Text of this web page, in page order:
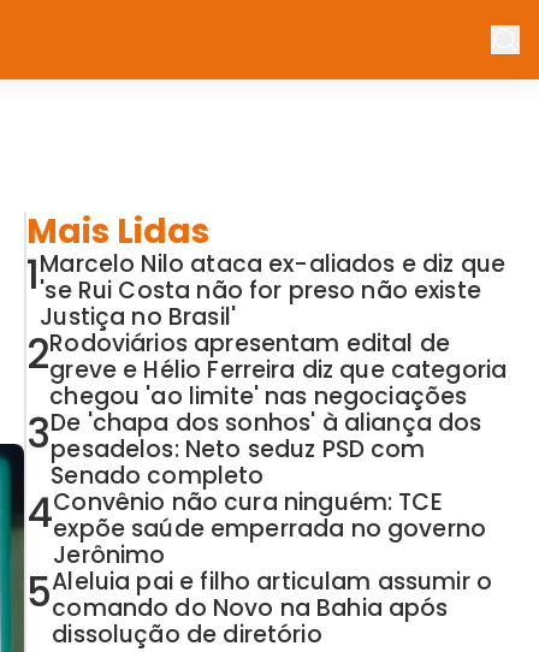
Mais Lidas
1Marcelo Nilo ataca ex-aliados e diz que
'se Rui Costa não for preso não existe
Justiça no Brasil'
2Rodoviários apresentam edital de
greve e Hélio Ferreira diz que categoria
chegou 'ao limite' nas negociações
3De 'chapa dos sonhos' à aliança dos
pesadelos: Neto seduz PSD com
Senado completo
4Convênio não cura ninguém: TCE
expõe saúde emperrada no governo
Jerônimo
5Aleluia pai e filho articulam assumir o
comando do Novo na Bahia após
dissolução de diretório